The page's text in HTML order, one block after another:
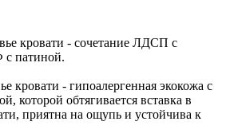
кровати - сочетание ЛДСП с
патиной.
кровати - гипоалергенная экокожа с
которой обтягивается вставка в
приятна на ощупь и устойчива к